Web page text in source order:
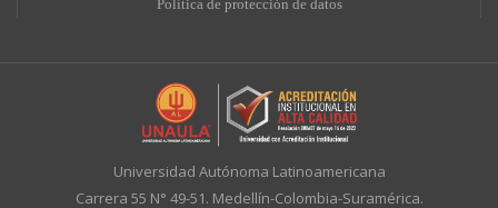
Política de protección de datos
Universidad Autónoma Latinoamericana
Carrera 55 N° 49-51. Medellín-Colombia-Suramérica.